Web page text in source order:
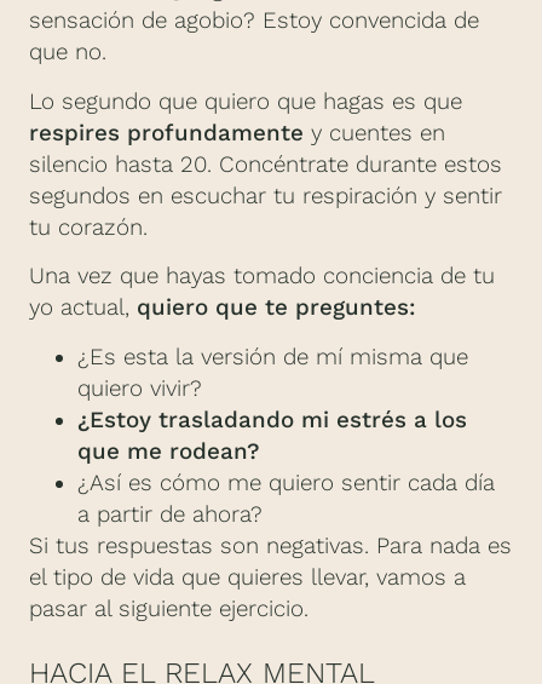
sensación de agobio? Estoy convencida de
que no.
Lo segundo que quiero que hagas es que
respires profundamente y cuentes en
silencio hasta 20. Concéntrate durante estos
segundos en escuchar tu respiración y sentir
tu corazón.
Una vez que hayas tomado conciencia de tu
yo actual, quiero que te preguntes:
¿Es esta la versión de mí misma que
quiero vivir?
¿Estoy trasladando mi estrés a los
que me rodean?
¿Así es cómo me quiero sentir cada día
a partir de ahora?
Si tus respuestas son negativas. Para nada es
el tipo de vida que quieres llevar, vamos a
pasar al siguiente ejercicio.
HACIA EL RELAX MENTAL